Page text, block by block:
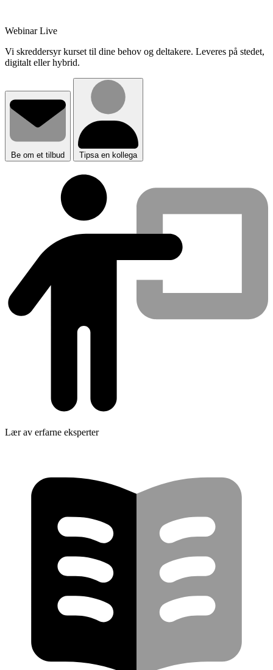
Webinar Live
Vi skreddersyr kurset til dine behov og deltakere. Leveres på stedet,
digitalt eller hybrid.
Be om et tilbud Tipsa en kollega
Lær av erfarne eksperter